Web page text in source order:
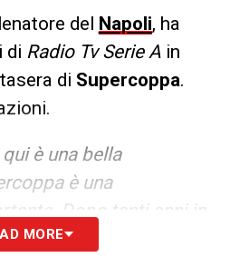
del Napoli, ha
di Radio Tv Serie Ain
di Supercoppa.
è una bella
è una
Dopo tanti anni in
ho particolari emozioni,
MORE